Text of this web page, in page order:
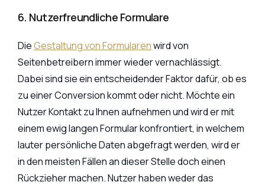
6. Nutzerfreundliche Formulare
DieGestaltung von Formularenwird von
Seitenbetreibern immer wieder vernachlässigt.
Dabei sind sie ein entscheidender Faktor dafür, ob es
zu einer Conversion kommt oder nicht. Möchte ein
Nutzer Kontakt zu Ihnen aufnehmen und wird er mit
einem ewig langen Formular konfrontiert, in welchem
lauter persönliche Daten abgefragt werden, wird er
in den meisten Fällen an dieser Stelle doch einen
Rückzieher machen. Nutzer haben weder das